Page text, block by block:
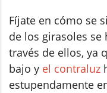
Fíjate en cómo se
de los girasoles se
través de ellos, ya
bajo y el contraluz
estupendamente